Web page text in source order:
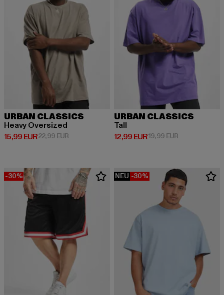
URBAN CLASSICS
Heavy Oversized
15,99 EUR
Derzeitiger Preis: 15,99 EUR
22,99 EURAktionspreis: 22,99 EUR
URBAN CLASSICS
Tall
12,99 EUR
Derzeitiger Preis: 12,99 EUR
19,99 EURAktionspreis:
-30% NEU -30%